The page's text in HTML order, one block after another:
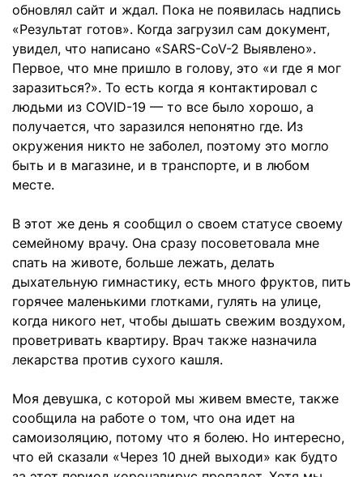
обновлял сайт и ждал. Пока не появилась надпись
«Результат готов». Когда загрузил сам документ,
увидел, что написано «SARS-CoV-2 Выявлено».
Первое, что мне пришло в голову, это «и где я мог
заразиться?». То есть когда я контактировал с
людьми из COVID-19 — то все было хорошо, а
получается, что заразился непонятно где. Из
окружения никто не заболел, поэтому это могло
быть и в магазине, и в транспорте, и в любом
месте.
В этот же день я сообщил о своем статусе своему
семейному врачу. Она сразу посоветовала мне
спать на животе, больше лежать, делать
дыхательную гимнастику, есть много фруктов, пить
горячее маленькими глотками, гулять на улице,
когда никого нет, чтобы дышать свежим воздухом,
проветривать квартиру. Врач также назначила
лекарства против сухого кашля.
Моя девушка, с которой мы живем вместе, также
сообщила на работе о том, что она идет на
самоизоляцию, потому что я болею. Но интересно,
что ей сказали «Через 10 дней выходи» как будто